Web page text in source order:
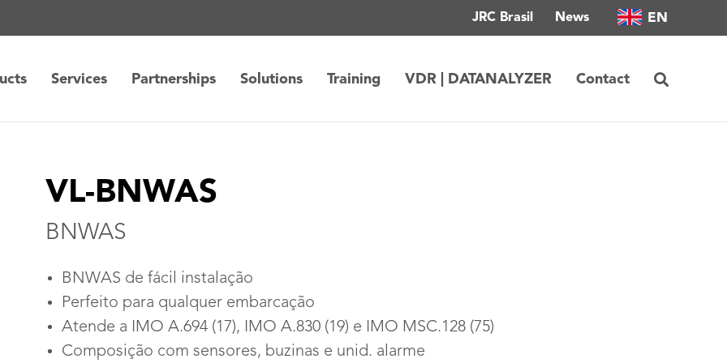
JRC Brasil News EN
Services Partnerships Solutions Training VDR | DATANALYZER Contact
VL-BNWAS
BNWAS
BNWAS de fácil instalação
Perfeito para qualquer embarcação
Atende a IMO A.694 (17), IMO A.830 (19) e IMO MSC.128 (75)
Composição com sensores, buzinas e unid. alarme